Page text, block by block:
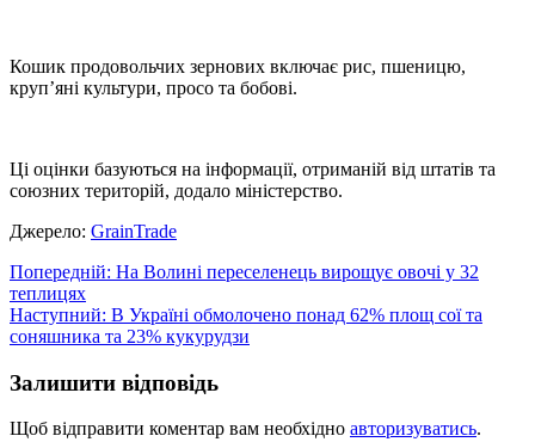
Кошик продовольчих зернових включає рис, пшеницю,
круп’яні культури, просо та бобові.
Ці оцінки базуються на інформації, отриманій від штатів та
союзних територій, додало міністерство.
Джерело: GrainTrade
Навігація
записів
Попередній: На Волині переселенець вирощує овочі у 32
теплицях
Наступний: В Україні обмолочено понад 62% площ сої та
соняшника та 23% кукурудзи
Залишити відповідь
Щоб відправити коментар вам необхідно авторизуватись.